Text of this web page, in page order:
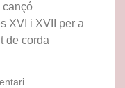
cançó
XVI i XVII per a
de corda